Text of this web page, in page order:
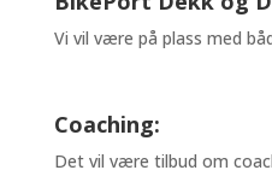
Vi vil være på plass med
Coaching:
Det vil være tilbud om